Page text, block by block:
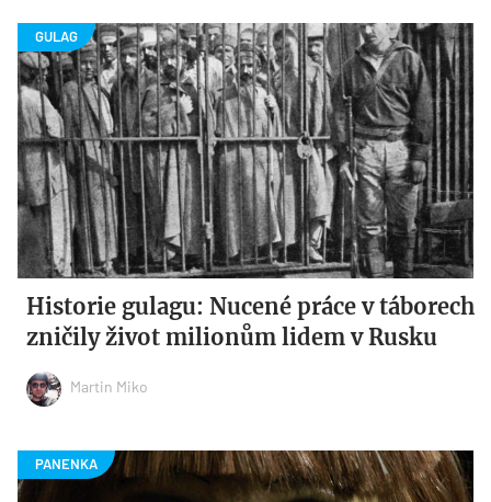
Historie gulagu: Nucené práce v táborech
zničily život milionům lidem v Rusku
Martin Miko